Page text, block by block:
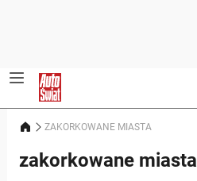
ZAKORKOWANE MIASTA
zakorkowane miasta